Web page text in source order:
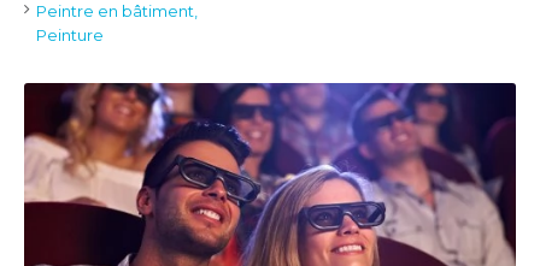
Peintre en bâtiment,
Peinture